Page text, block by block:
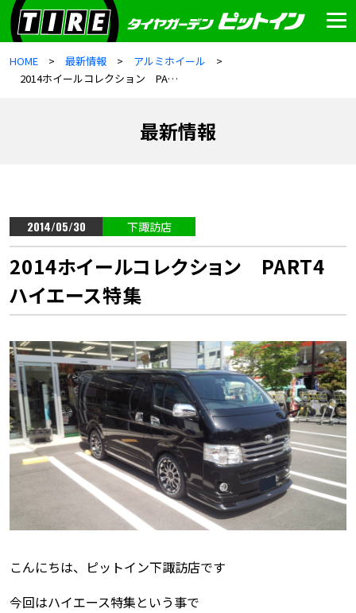
HOME 最新情報
アルミホイール
2014ホイールコレクション PART4 ハイエース特集
最新情報
2014/05/30 下諏訪店
2014ホイールコレクション PART4
ハイエース特集
こんにちは、ピットイン下諏訪店です
今回はハイエース特集という事で